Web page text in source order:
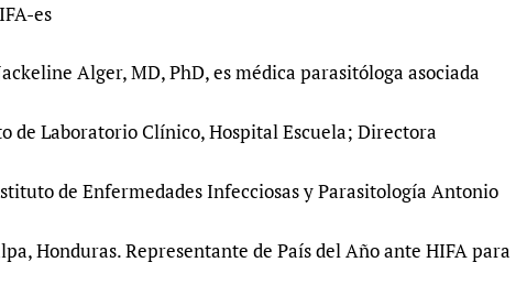
es
Alger, MD, PhD, es médica parasitóloga asociada
de Laboratorio Clínico, Hospital Escuela; Directora
de Enfermedades Infecciosas y Parasitología Antonio
Honduras. Representante de País del Año ante HIFA para